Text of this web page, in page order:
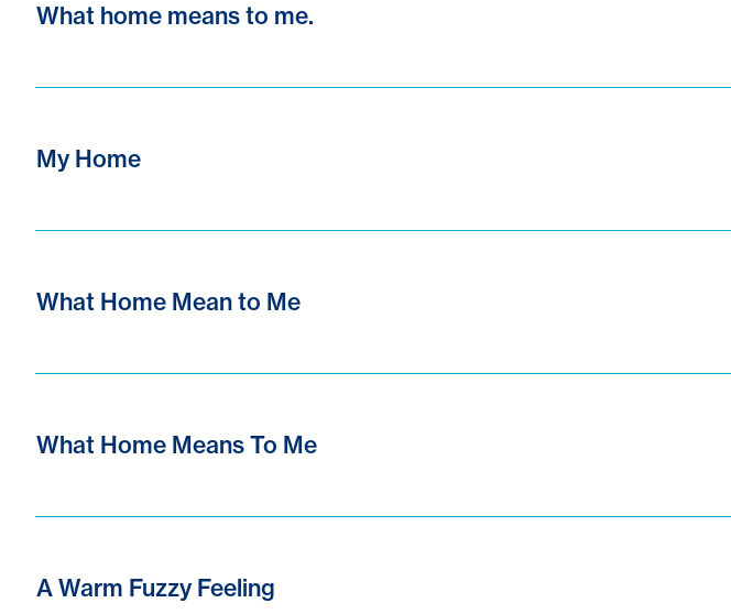
What home means to me.
My Home
What Home Mean to Me
What Home Means To Me
A Warm Fuzzy Feeling